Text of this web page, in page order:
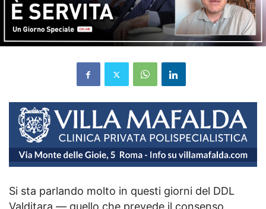
Si sta parlando molto in questi giorni del DDL
Valditara — quello che prevede il consenso